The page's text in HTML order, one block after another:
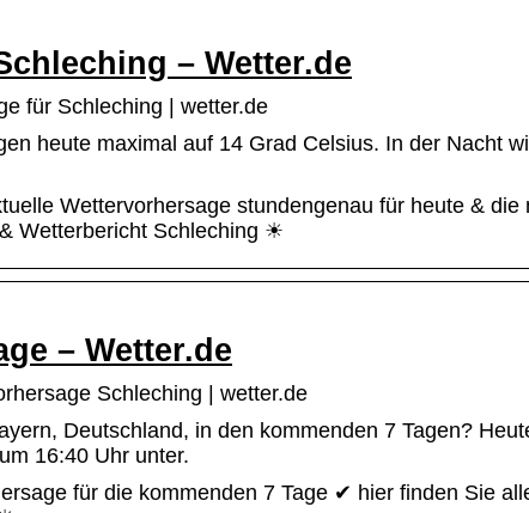
– Wetter.de
für Schleching | wetter.de
heute maximal auf 14 Grad Celsius. In der Nacht
Wettervorhersage stundengenau für heute & die
Wetterbericht Schleching ☀
– Wetter.de
Schleching | wetter.de
Deutschland, in den kommenden 7 Tagen?
16:40 Uhr unter.
für die kommenden 7 Tage ✔ hier finden Sie